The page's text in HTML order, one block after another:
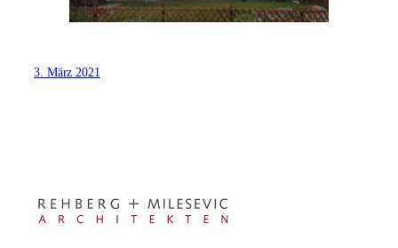
3. März 2021